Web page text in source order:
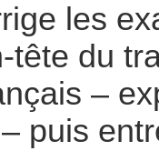
les
tête du
–
puis